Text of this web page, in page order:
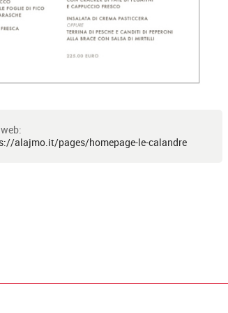
alajmo.it/pages/homepage-le-calandre